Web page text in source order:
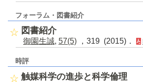
フォーラム・図書紹介
図書紹介
御園生誠, 57(5) ，319 (2015)．
時評
触媒科学の進歩と科学倫理